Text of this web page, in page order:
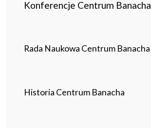
Konferencje Centrum Banacha
Rada Naukowa Centrum Banacha
Historia Centrum Banacha